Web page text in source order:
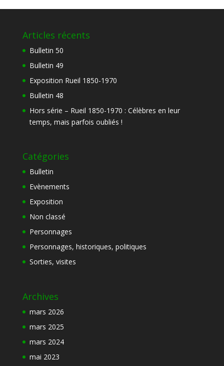
Articles récents
Bulletin 50
Bulletin 49
Exposition Rueil 1850-1970
Bulletin 48
Hors série – Rueil 1850-1970 : Célèbres en leur
temps, mais parfois oubliés !
Catégories
Bulletin
Evènements
Exposition
Non classé
Personnages
Personnages, historiques, politiques
Sorties, visites
Archives
mars 2026
mars 2025
mars 2024
mai 2023